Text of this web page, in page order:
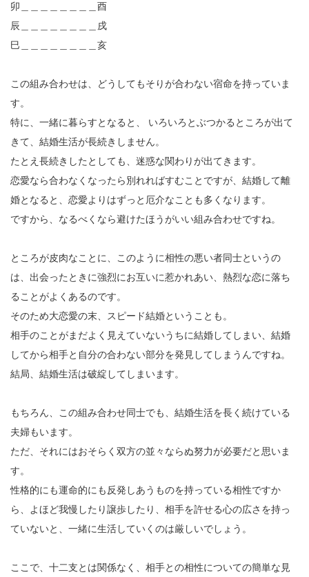
卯＿＿＿＿＿＿＿＿酉
辰＿＿＿＿＿＿＿＿戌
巳＿＿＿＿＿＿＿＿亥
この組み合わせは、どうしてもそりが合わない宿命を持っていま
す。
特に、一緒に暮らすとなると、 いろいろとぶつかるところが出て
きて、結婚生活が長続きしません。
たとえ長続きしたとしても、迷惑な関わりが出てきます。
恋愛なら合わなくなったら別れればすむことですが、結婚して離
婚となると、恋愛よりはずっと厄介なことも多くなります。
ですから、なるべくなら避けたほうがいい組み合わせですね。
ところが皮肉なことに、このように相性の悪い者同士というの
は、出会ったときに強烈にお互いに惹かれあい、熱烈な恋に落ち
ることがよくあるのです。
そのため大恋愛の末、スピード結婚ということも。
相手のことがまだよく見えていないうちに結婚してしまい、結婚
してから相手と自分の合わない部分を発見してしまうんですね。
結局、結婚生活は破綻してしまいます。
もちろん、この組み合わせ同士でも、結婚生活を長く続けている
夫婦もいます。
ただ、それにはおそらく双方の並々ならぬ努力が必要だと思いま
す。
性格的にも運命的にも反発しあうものを持っている相性ですか
ら、よほど我慢したり譲歩したり、相手を許せる心の広さを持っ
ていないと、一緒に生活していくのは厳しいでしょう。
ここで、十二支とは関係なく、相手との相性についての簡単な見